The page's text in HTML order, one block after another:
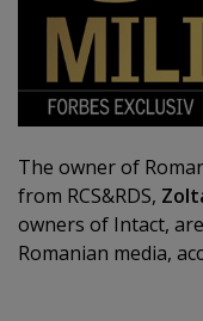
The owner of
from RCS&RDS,
owners of Intact,
Romanian media,